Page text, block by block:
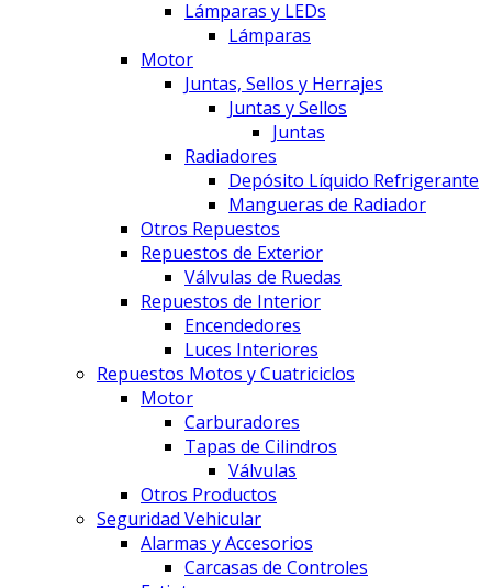
Lámparas y LEDs
Lámparas
Motor
Juntas, Sellos y Herrajes
Juntas y Sellos
Juntas
Radiadores
Depósito Líquido Refrigerante
Mangueras de Radiador
Otros Repuestos
Repuestos de Exterior
Válvulas de Ruedas
Repuestos de Interior
Encendedores
Luces Interiores
Repuestos Motos y Cuatriciclos
Motor
Carburadores
Tapas de Cilindros
Válvulas
Otros Productos
Seguridad Vehicular
Alarmas y Accesorios
Carcasas de Controles